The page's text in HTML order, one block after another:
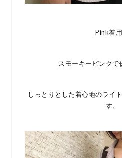
Pink着用
スモーキーピンクで
しっとりとした着心地のライ
す。